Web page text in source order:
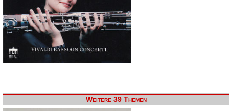
Weitere 39 Themen